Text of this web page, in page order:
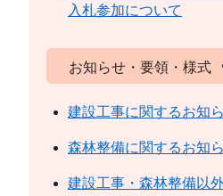
入札参加について
お知らせ・要領・様式
建設工事に関するお知
森林整備に関するお知
建設工事・森林整備以